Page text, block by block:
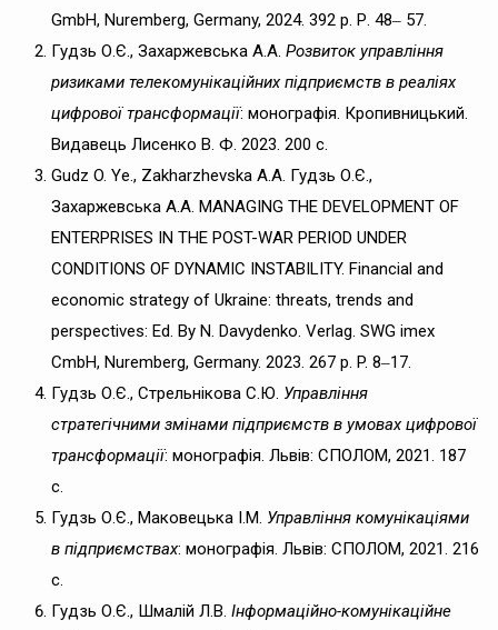
GmbH, Nuremberg, Germany, 2024. 392 p. Р. 48‒ 57.
Гудзь О.Є., Захаржевська А.А. Розвиток управління
ризиками телекомунікаційних підприємств в реаліях
цифрової трансформації: монографія. Кропивницький.
Видавець Лисенко В. Ф. 2023. 200 с.
Gudz O. Ye., Zakharzhevska A.A. Гудзь О.Є.,
Захаржевська А.А. MANAGING THE DEVELOPMENT OF
ENTERPRISES IN THE POST-WAR PERIOD UNDER
CONDITIONS OF DYNAMIC INSTABILITY. Financial and
economic strategy of Ukraine: threats, trends and
perspectives: Ed. By N. Davydenko. Verlag. SWG imex
CmbH, Nuremberg, Germany. 2023. 267 p. P. 8‒17.
Гудзь О.Є., Стрельнікова С.Ю. Управління
стратегічними змінами підприємств в умовах цифрової
трансформації: монографія. Львів: СПОЛОМ, 2021. 187
с.
Гудзь О.Є., Маковецька І.М. Управління комунікаціями
в підприємствах: монографія. Львів: СПОЛОМ, 2021. 216
с.
Гудзь О.Є., Шмалій Л.В. Інформаційно-комунікаційне